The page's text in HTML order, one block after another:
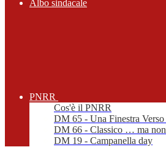
Albo sindacale
PNRR
Cos'è il PNRR
DM 65 - Una Finestra
DM 66 - Classico … ma
DM 19 - Campanella day